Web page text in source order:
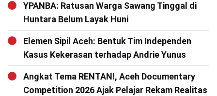
YPANBA: Ratusan Warga Sawang Tinggal di
Huntara Belum Layak Huni
Elemen Sipil Aceh: Bentuk Tim Independen
Kasus Kekerasan terhadap Andrie Yunus
Angkat Tema RENTAN!, Aceh Documentary
Competition 2026 Ajak Pelajar Rekam Realitas